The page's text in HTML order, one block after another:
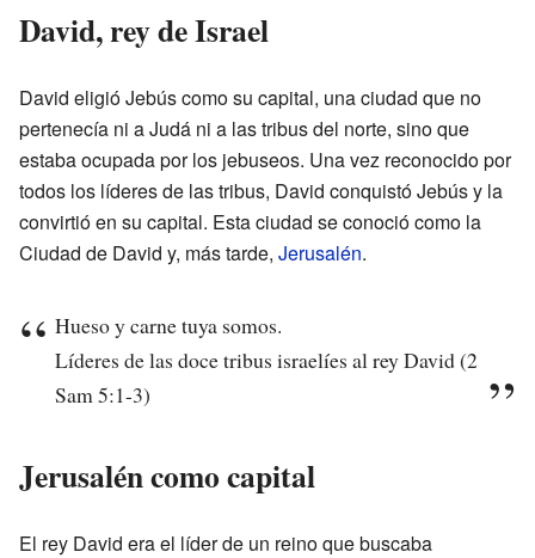
David, rey de Israel
David eligió Jebús como su capital, una ciudad que no
pertenecía ni a Judá ni a las tribus del norte, sino que
estaba ocupada por los jebuseos. Una vez reconocido por
todos los líderes de las tribus, David conquistó Jebús y la
convirtió en su capital. Esta ciudad se conoció como la
Ciudad de David y, más tarde, Jerusalén.
Hueso y carne tuya somos.
Líderes de las doce tribus israelíes al rey David (2
Sam 5:1-3)
Jerusalén como capital
El rey David era el líder de un reino que buscaba